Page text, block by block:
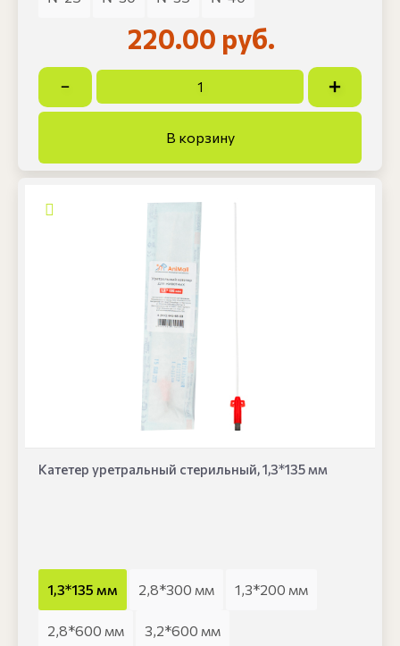
220.00 руб.
Катетер уретральный стерильный, 1,3*135 мм
1,3*135 мм 2,8*300 мм 1,3*200 мм
2,8*600 мм 3,2*600 мм